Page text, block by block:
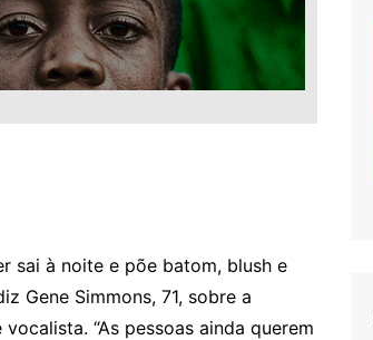
sai à noite e põe batom, blush e
Gene Simmons, 71, sobre a
“As pessoas ainda querem